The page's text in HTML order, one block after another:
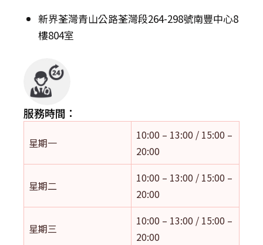
新界荃灣青山公路荃灣段264-298號南豐中心8
樓804室
服務時間：
星期一
10:00 – 13:00 / 15:00 –
20:00
星期二
10:00 – 13:00 / 15:00 –
20:00
星期三
10:00 – 13:00 / 15:00 –
20:00